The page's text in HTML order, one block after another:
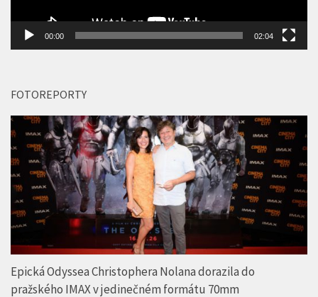
00:00 02:04
FOTOREPORTY
Epická Odyssea Christophera Nolana dorazila do
pražského IMAX v jedinečném formátu 70mm